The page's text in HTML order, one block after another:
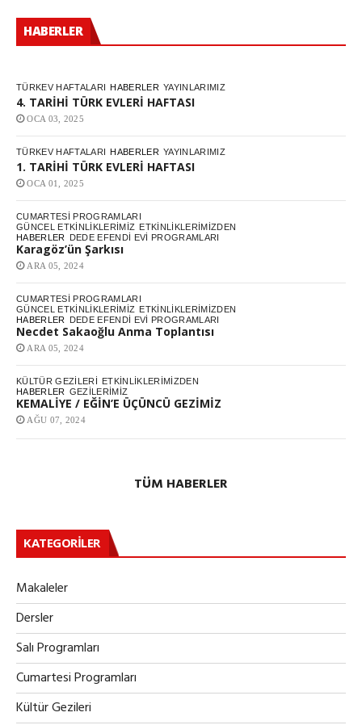
HABERLER
TÜRKEV HAFTALARI HABERLER YAYINLARIMIZ
4. TARİHİ TÜRK EVLERİ HAFTASI
OCA 03, 2025
TÜRKEV HAFTALARI HABERLER YAYINLARIMIZ
1. TARİHİ TÜRK EVLERİ HAFTASI
OCA 01, 2025
CUMARTESI PROGRAMLARI
GÜNCEL ETKINLIKLERIMIZ ETKINLIKLERIMIZDEN
HABERLER
DEDE EFENDI EVI PROGRAMLARI
Karagöz’ün Şarkısı
ARA 05, 2024
CUMARTESI PROGRAMLARI
GÜNCEL ETKINLIKLERIMIZ ETKINLIKLERIMIZDEN
HABERLER
DEDE EFENDI EVI PROGRAMLARI
Necdet Sakaoğlu Anma Toplantısı
ARA 05, 2024
KÜLTÜR GEZILERI
ETKINLIKLERIMIZDEN
HABERLER GEZILERIMIZ
KEMALİYE / EĞİN’E ÜÇÜNCÜ GEZİMİZ
AĞU 07, 2024
TÜM HABERLER
KATEGORILER
Makaleler
Dersler
Salı Programları
Cumartesi Programları
Kültür Gezileri